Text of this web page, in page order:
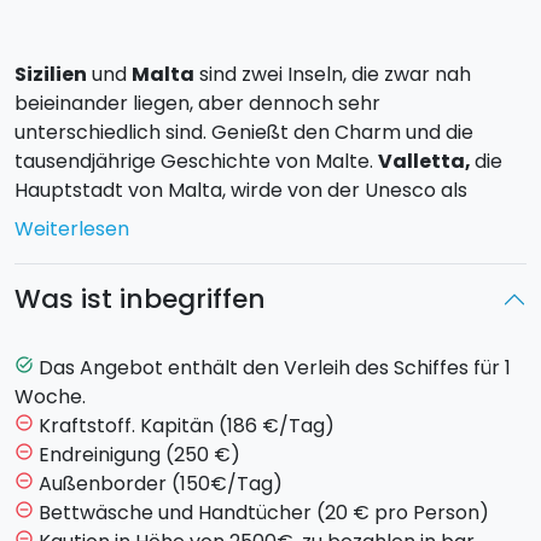
Sizilien und Malta sind zwei Inseln, die zwar nah
beieinander liegen, aber dennoch sehr
unterschiedlich sind. Genießt den Charm und die
tausendjährige Geschichte von Malte. Valletta,die
Hauptstadt von Malta, wirde von der Unesco als
Weltkulturerbe anerkannt, dank ihrer unzähligen
segelt ihr dieKüste von Syrakus
entlang und erlebt
Naturreservats wie Porto Ulisse,Vendicariund
Calamosche
Samstag: Boarding um 17:00 Uhr am Touristenhafen
von Marina di Ragusa und Bezug der Kabinen. Kurzes
Briefing über das Leben an Bord und Planung der
Weiterlesen
Was ist inbegriffen
task_alt Das Angebot enthält den Verleih des Schiffes für 1
Woche.
remove_circle_outline Kraftstoff. Kapitän (186 €/Tag)
remove_circle_outline Endreinigung (250 €)
remove_circle_outline Außenborder (150€/Tag)
remove_circle_outline Bettwäsche und Handtücher (20 € pro Person)